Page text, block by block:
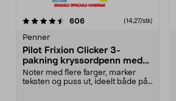
606anmeldelser(14,27/stk)
Penner
Pilot Frixion Clicker 3-
pakning kryssordpenn med
refill og markeringstusj
Noter med flere farger, marker
teksten og puss ut, ideelt både på
4.5 av 5 stjerner